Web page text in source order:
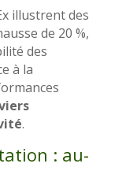
illustrent des
de 20 %,
des
à la
.
: au-